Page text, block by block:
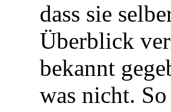
dass sie
Überblick
bekannt
was nicht.